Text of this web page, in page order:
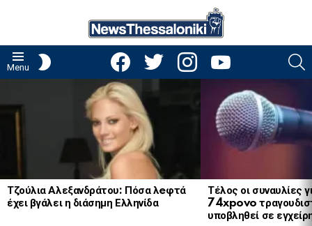
Menu
facebooktwitter instagramyoutube
Τζούλια Αλεξανδράτου: Πόσα λeφτά
έχει βγάλει η διάσημη Ελληνίδα
Τέλος οι συναυλίες
74xpovo
υποβληθεί σε